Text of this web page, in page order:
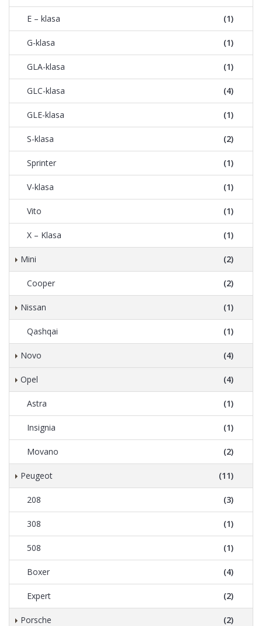
E – klasa (1)
G-klasa (1)
GLA-klasa (1)
GLC-klasa (4)
GLE-klasa (1)
S-klasa (2)
Sprinter (1)
V-klasa (1)
Vito (1)
X – Klasa (1)
Mini (2)
Cooper (2)
Nissan (1)
Qashqai (1)
Novo (4)
Opel (4)
Astra (1)
Insignia (1)
Movano (2)
Peugeot (11)
208 (3)
308 (1)
508 (1)
Boxer (4)
Expert (2)
Porsche (2)